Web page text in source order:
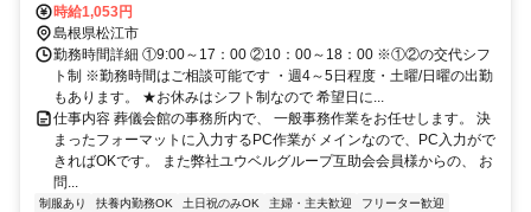
分
時給1,053円
島根県松江市
勤務時間詳細 ①9:00～17：00 ②10：00～18：00 ※①②の交代シフ
ト制 ※勤務時間はご相談可能です ・週4～5日程度・土曜/日曜の出勤
もあります。 ★お休みはシフト制なので 希望日に...
仕事内容 葬儀会館の事務所内で、 一般事務作業をお任せします。 決
まったフォーマットに入力するPC作業が メインなので、PC入力がで
きればOKです。 また弊社ユウベルグループ互助会会員様からの、 お
問...
制服あり 扶養内勤務OK 土日祝のみOK 主婦・主夫歓迎
フリーター歓迎